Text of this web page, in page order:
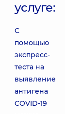
услуге:
С
помощью
экспресс-
теста на
выявление
антигена
COVID-19